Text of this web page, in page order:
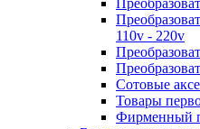
110v - 220v
Сотовые
Товары
Фирменный